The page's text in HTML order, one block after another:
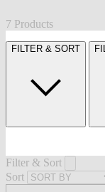
7 Products
FILTER & SORT
Filter & Sort
Sort